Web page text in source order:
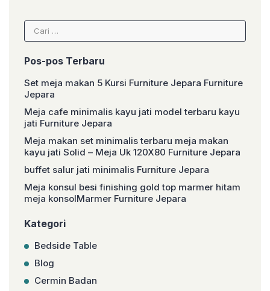
Selamatberbelanjaditokofurniturekami
ami Salam Hormat, Niceliving Furniture Sofa
Foto Banyak orang jatuh […]
Cari
untuk:
Pos-pos Terbaru
Set meja makan 5 Kursi Furniture Jepara Furniture
Jepara
Meja cafe minimalis kayu jati model terbaru kayu
jati Furniture Jepara
Meja makan set minimalis terbaru meja makan
kayu jati Solid – Meja Uk 120X80 Furniture Jepara
buffet salur jati minimalis Furniture Jepara
Meja konsul besi finishing gold top marmer hitam
meja konsolMarmer Furniture Jepara
Kategori
Bedside Table
Blog
Cermin Badan